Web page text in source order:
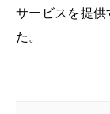
サービスを提供
た。